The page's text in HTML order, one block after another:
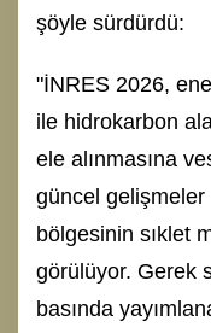
şöyle sürdürdü:
"İNRES 2026,
ile hidrokarbon
ele alınmasına
güncel gelişmeler
bölgesinin sıklet
görülüyor. Gerek
basında